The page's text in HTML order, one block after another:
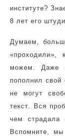
институте?
8 лет его
Думаем,
«проходили»,
можем. Даже
пополнил свой
не могут
текст. Вся
чем страдала
Вспомните, мы